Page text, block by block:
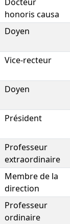
honoris causa
Doyen
Vice-recteur
Doyen
Président
Professeur
extraordinaire
Membre de la
direction
Professeur
ordinaire